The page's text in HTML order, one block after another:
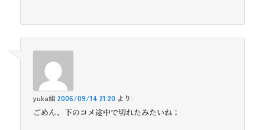
yuka姐 2006/09/14 21:20 より:
ごめん、下のコメ途中で切れたみたいね；